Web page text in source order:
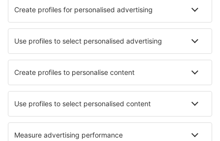
Unterkunft in Holzheim am Forst Unterkunft in Wölflinswil
Unterkunft in Kololi Unterkunft in Heatherton
Die besten Unterkünfte - Regionen
Unterkunft in Karkonosze Mountains (Poland)